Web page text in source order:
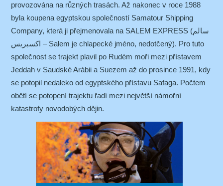
provozována na různých trasách. Až nakonec v roce 1988
byla koupena egyptskou společností Samatour Shipping
Company, která ji přejmenovala na SALEM EXPRESS (سالم
اكسبريس – Salem je chlapecké jméno, nedotčený). Pro tuto
společnost se trajekt plavil po Rudém moři mezi přístavem
Jeddah v Saudské Arábii a Suezem až do prosince 1991, kdy
se potopil nedaleko od egyptského přístavu Safaga. Počtem
obětí se potopení trajektu řadí mezi největší námořní
katastrofy novodobých dějin.